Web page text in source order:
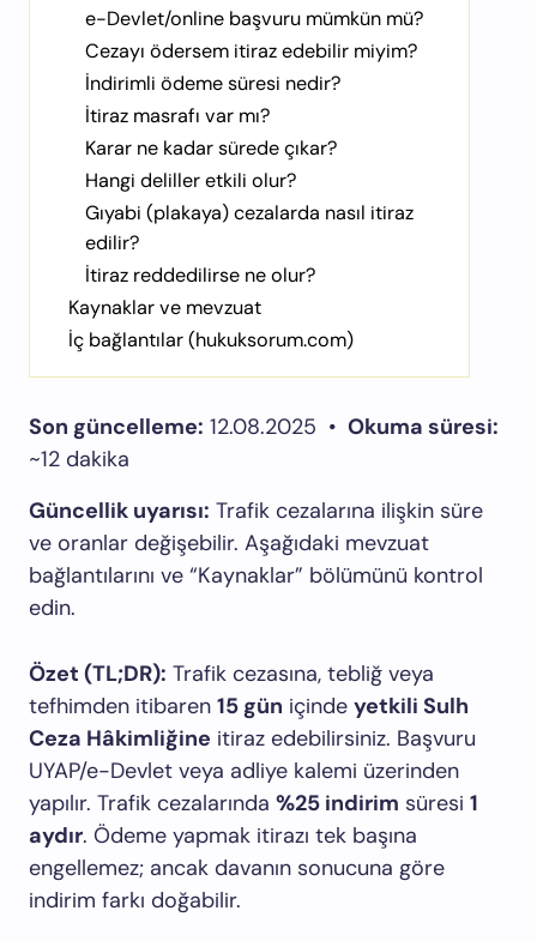
e-Devlet/online başvuru mümkün mü?
Cezayı ödersem itiraz edebilir miyim?
İndirimli ödeme süresi nedir?
İtiraz masrafı var mı?
Karar ne kadar sürede çıkar?
Hangi deliller etkili olur?
Gıyabi (plakaya) cezalarda nasıl itiraz
edilir?
İtiraz reddedilirse ne olur?
Kaynaklar ve mevzuat
İç bağlantılar (hukuksorum.com)
Son güncelleme: 12.08.2025 • Okuma süresi:
~12 dakika
Güncellik uyarısı: Trafik cezalarına ilişkin süre
ve oranlar değişebilir. Aşağıdaki mevzuat
bağlantılarını ve “Kaynaklar” bölümünü kontrol
edin.
Özet (TL;DR): Trafik cezasına, tebliğ veya
tefhimden itibaren 15 gün içinde yetkili Sulh
Ceza Hâkimliğine itiraz edebilirsiniz. Başvuru
UYAP/e-Devlet veya adliye kalemi üzerinden
yapılır. Trafik cezalarında %25 indirim süresi 1
aydır. Ödeme yapmak itirazı tek başına
engellemez; ancak davanın sonucuna göre
indirim farkı doğabilir.